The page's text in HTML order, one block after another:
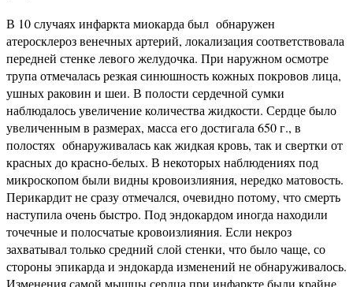
В 10 случаях инфаркта миокарда был обнаружен
атеросклероз венеч­ных артерий, локализация соответствовала
передней стенке левого желудочка. При наружном осмотре
трупа отмечалась резкая синюшность кожных покровов лица,
ушных раковин и шеи. В полости сердечной сумки
наблюдалось увеличение количества жидкости. Сердце было
увеличенным в размерах, масса его достигала 650 г., в
полостях обнаруживалась как жидкая кровь, так и свертки от
красных до красно-белых. В некоторых наблюдениях под
микроскопом были видны кровоизлияния, нередко матовость.
Перикардит не сразу отмечался, очевидно потому, что смерть
наступила очень быстро. Под эндокардом иногда находили
точечные и полосчатые кровоизлияния. Если некроз
захватывал только средний слой стенки, что было чаще, со
стороны эпикарда и эндокарда изменений не обнаруживалось.
Изменения самой мышцы сердца при инфаркте были крайне